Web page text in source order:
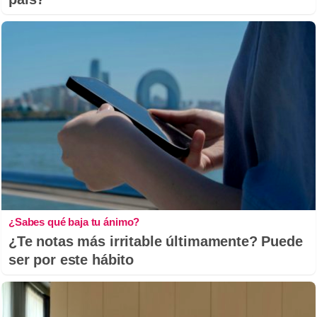
¿Sabes qué baja tu ánimo?
¿Te notas más irritable últimamente? Puede
ser por este hábito